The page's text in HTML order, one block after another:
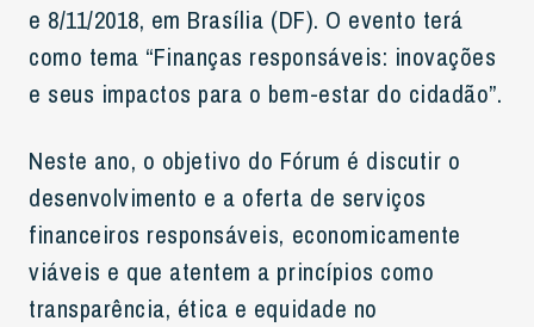
e 8/11/2018, em Brasília (DF). O evento terá
como tema “Finanças responsáveis: inovações
e seus impactos para o bem-estar do cidadão”.
Neste ano, o objetivo do Fórum é discutir o
desenvolvimento e a oferta de serviços
financeiros responsáveis, economicamente
viáveis e que atentem a princípios como
transparência, ética e equidade no